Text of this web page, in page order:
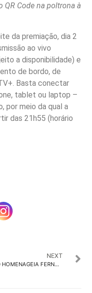
QR Code na poltrona à
da premiação, dia 2
ao vivo
a disponibilidade) e
de bordo, de
Basta conectar
tablet ou laptop –
por meio da qual a
das 21h55 (horário
NEXT
IFOOD HOMENAGEIA FERNANDA TORRES COM SHOW DE DRONES EM SALVADOR